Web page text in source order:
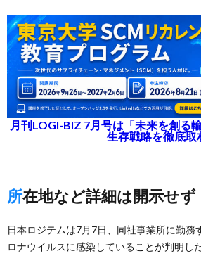
月刊LOGI-BIZ 7月号は「未来を創る
生存戦略を徹底取
所在地など詳細は開示せず
日本ロジテムは7月7日、同社事業所に勤務
ロナウイルスに感染していることが判明し